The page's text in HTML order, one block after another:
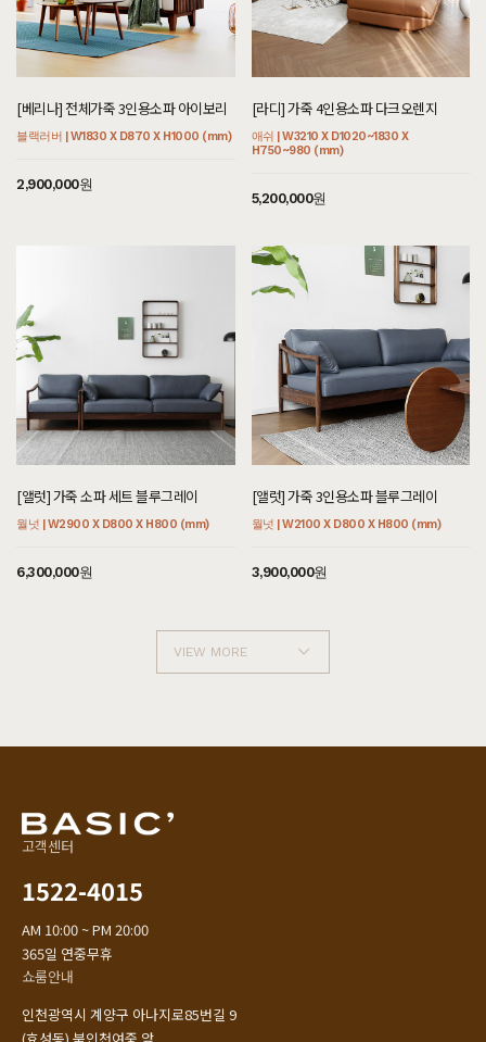
[베리나] 전체가죽 3인용소파 아이보리
블랙러버 | W1830 X D870 X H1000 (mm)
2,900,000원
[라디] 가죽 4인용소파 다크오렌지
애쉬 | W3210 X D1020~1830 X
H750~980 (mm)
5,200,000원
[앨럿] 가죽 소파 세트 블루그레이
월넛 | W2900 X D800 X H800 (mm)
6,300,000원
[앨럿] 가죽 3인용소파 블루그레이
월넛 | W2100 X D800 X H800 (mm)
3,900,000원
VIEW MORE
고객센터
1522-4015
AM 10:00 ~ PM 20:00
365일 연중무휴
쇼룸안내
인천광역시 계양구 아나지로85번길 9